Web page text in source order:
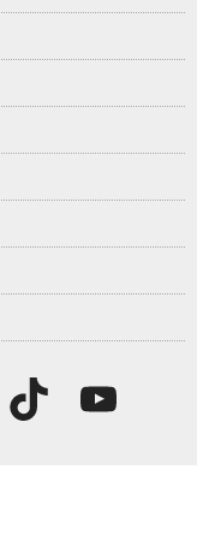
TwitterTikTok